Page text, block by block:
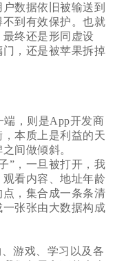
数据依旧被输送到
到有效保护。也就
终还是形同虚设
，还是被苹果拆掉
，则是App开发商
本质上是利益的天
间做倾斜。
”，一旦被打开，我
看内容、地址年龄
，集合成一条条清
张张由大数据构成
游戏、学习以及各